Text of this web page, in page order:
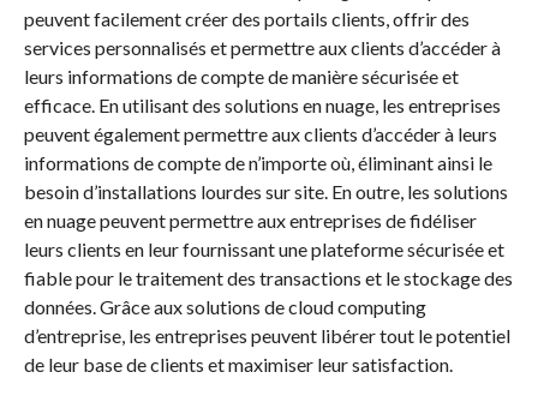
peuvent facilement créer des portails clients, offrir des
services personnalisés et permettre aux clients d’accéder à
leurs informations de compte de manière sécurisée et
efficace. En utilisant des solutions en nuage, les entreprises
peuvent également permettre aux clients d’accéder à leurs
informations de compte de n’importe où, éliminant ainsi le
besoin d’installations lourdes sur site. En outre, les solutions
en nuage peuvent permettre aux entreprises de fidéliser
leurs clients en leur fournissant une plateforme sécurisée et
fiable pour le traitement des transactions et le stockage des
données. Grâce aux solutions de cloud computing
d’entreprise, les entreprises peuvent libérer tout le potentiel
de leur base de clients et maximiser leur satisfaction.